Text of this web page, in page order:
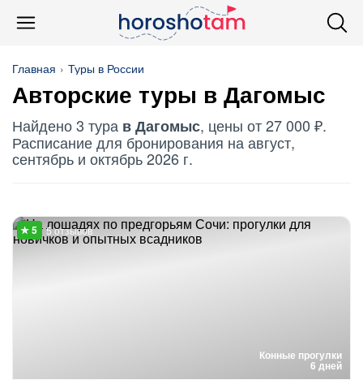
Главная Туры в России
Авторские туры в Дагомыс
Найдено 3 тура в Дагомыс, цены от 27 000 ₽.
Расписание для бронирования на август,
сентябрь и октябрь 2026 г.
Конные прогулки
6 дней
5 отзывов